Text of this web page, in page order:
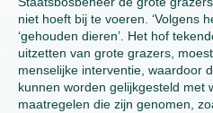
niet hoeft bij te voeren. ‘Volgens
‘gehouden dieren’. Het hof
uitzetten van grote grazers,
menselijke interventie, waardoor
kunnen worden gelijkgesteld met
maatregelen die zijn genomen,